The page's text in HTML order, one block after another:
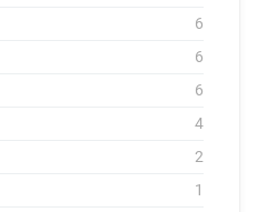
6
6
6
4
2
1